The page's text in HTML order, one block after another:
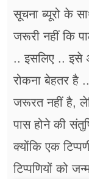
सूचना ब्यूरो के
जरूरी नहीं कि
.. इसलिए .. इसे
रोकना बेहतर है
जरूरत नहीं है,
पास होने की
क्योंकि एक
टिप्पणियों को